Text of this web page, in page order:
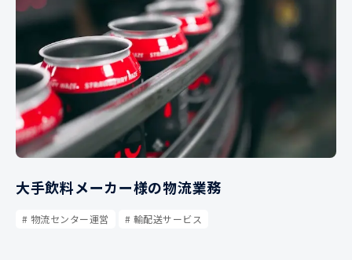
大手飲料メーカー様の物流業務
物流センター運営 輸配送サービス